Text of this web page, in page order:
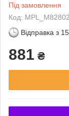
Під замовлення
Код: MPL_M82802
Відправка з
881 ₴